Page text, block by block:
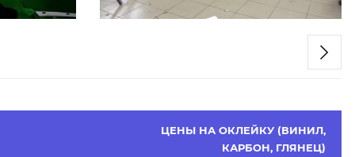
ЦЕНЫ НА ОКЛЕЙКУ (ВИНИЛ,
КАРБОН, ГЛЯНЕЦ)